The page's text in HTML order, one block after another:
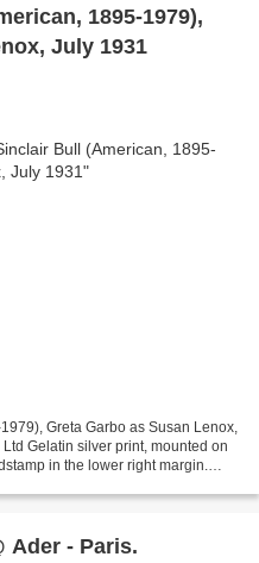
1895-1979),
July 1931
Greta Garbo as Susan Lenox,
Gelatin silver print, mounted on
in the lower right margin.
Ader - Paris.